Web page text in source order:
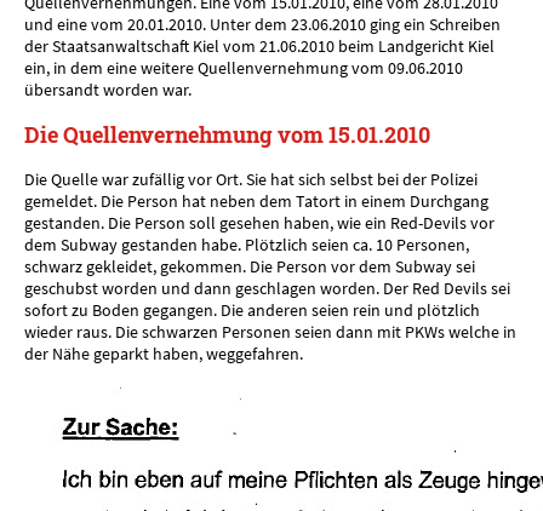
und eine vom 20.01.2010. Unter dem 23.06.2010 ging ein Schreiben
der Staatsanwaltschaft Kiel vom 21.06.2010 beim Landgericht Kiel
ein, in dem eine weitere Quellenvernehmung vom 09.06.2010
übersandt worden war.
Die Quellenvernehmung vom 15.01.2010
Die Quelle war zufällig vor Ort. Sie hat sich selbst bei der Polizei
gemeldet. Die Person hat neben dem Tatort in einem Durchgang
gestanden. Die Person soll gesehen haben, wie ein Red-Devils vor
dem Subway gestanden habe. Plötzlich seien ca. 10 Personen,
schwarz gekleidet, gekommen. Die Person vor dem Subway sei
geschubst worden und dann geschlagen worden. Der Red Devils sei
sofort zu Boden gegangen. Die anderen seien rein und plötzlich
wieder raus. Die schwarzen Personen seien dann mit PKWs welche in
der Nähe geparkt haben, weggefahren.